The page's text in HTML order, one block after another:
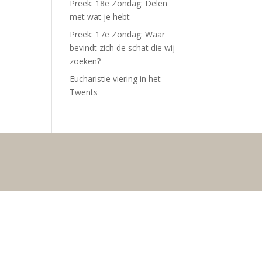
Preek: 18e Zondag: Delen
met wat je hebt
Preek: 17e Zondag: Waar
bevindt zich de schat die wij
zoeken?
Eucharistie viering in het
Twents